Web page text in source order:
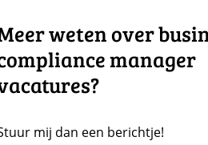
weten over
manager
mij dan een berichtje!